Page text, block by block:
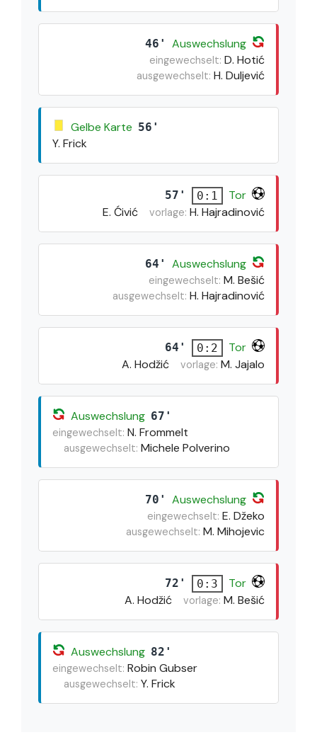
46' Auswechslung
eingewechselt: D. Hotić
ausgewechselt: H. Duljević
Gelbe Karte 56'
Y. Frick
57' 0:1
Tor
E. Ćivić
vorlage: H. Hajradinović
64' Auswechslung
eingewechselt: M. Bešić
ausgewechselt: H. Hajradinović
64' 0:2
Tor
A. Hodžić
vorlage: M. Jajalo
Auswechslung 67'
eingewechselt: N. Frommelt
ausgewechselt: Michele Polverino
70' Auswechslung
eingewechselt: E. Džeko
ausgewechselt: M. Mihojevic
72' 0:3
Tor
A. Hodžić
vorlage: M. Bešić
Auswechslung 82'
eingewechselt: Robin Gubser
ausgewechselt: Y. Frick